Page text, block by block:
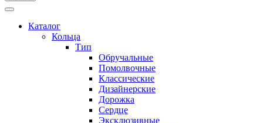
Каталог
Кольца
Тип
Обручальные
Помолвочные
Классические
Дизайнерские
Дорожка
Сердце
Эксклюзивные